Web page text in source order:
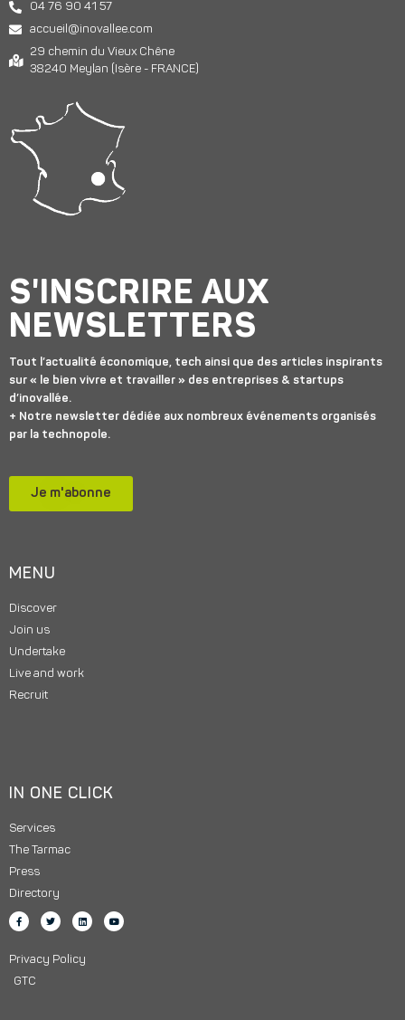
04 76 90 41 57
accueil@inovallee.com
29 chemin du Vieux Chêne
38240 Meylan (Isère - FRANCE)
S'INSCRIRE AUX
NEWSLETTERS
Tout l’actualité économique, tech ainsi que des articles inspirants
sur « le bien vivre et travailler » des entreprises & startups
d’inovallée.
+ Notre newsletter dédiée aux nombreux événements organisés
par la technopole.
Je m'abonne
MENU
Discover
Join us
Undertake
Live and work
Recruit
IN ONE CLICK
Services
The Tarmac
Press
Directory
Privacy Policy
GTC